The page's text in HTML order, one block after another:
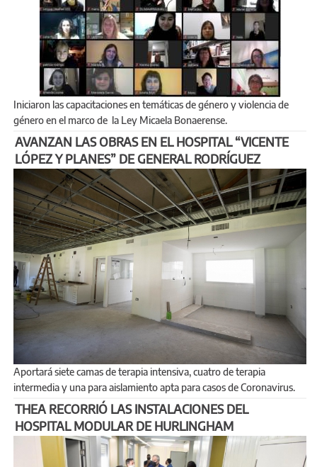
Iniciaron las capacitaciones en temáticas de género y violencia de
género en el marco de la Ley Micaela Bonaerense.
AVANZAN LAS OBRAS EN EL HOSPITAL “VICENTE
LÓPEZ Y PLANES” DE GENERAL RODRÍGUEZ
Aportará siete camas de terapia intensiva, cuatro de terapia
intermedia y una para aislamiento apta para casos de Coronavirus.
THEA RECORRIÓ LAS INSTALACIONES DEL
HOSPITAL MODULAR DE HURLINGHAM